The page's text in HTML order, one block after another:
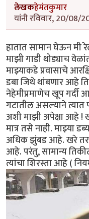
लेखकहेमंतकुमार
यांनी रविवार, 20/08/
हातात सामान घेऊन मी
माझी गाडी थोड्याच
माझ्याकडे प्रवासाचे
डबा जिथे थांबणार आहे
नेहेमीप्रमाणेच खूप गर्दी
गटातील असल्याने त्यात
अशी माझी अपेक्षा आहे !
मात्र तसे नाही. माझ्या
अधिक झुंबड आहे. खरे तर
आहे. परंतु, सामान्य
त्यांचा शिरस्ता आहे (